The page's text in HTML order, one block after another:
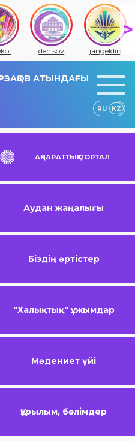
denisov jangeldin
АТЫНДАҒЫ
RU KZ
АҚПАРАТТЫҚ ПОРТАЛ
Аудан жаңалығы
Біздің әртістер
"Халықтық" ұжымдар
Мәдениет үйі
Құрылым, бөлімдер